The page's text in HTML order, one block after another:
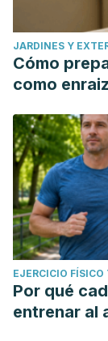
JARDINES Y
Cómo
como
EJERCICIO FÍSICO
Por qué
entrenar al